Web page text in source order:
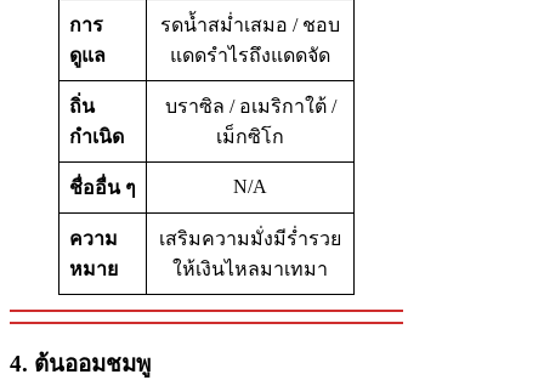
การ
ดูแล
รดน้ำสม่ำเสมอ / ชอบ
แดดรำไรถึงแดดจัด
ถิ่น
กำเนิด
บราซิล / อเมริกาใต้ /
เม็กซิโก
ชื่ออื่น ๆ N/A
ความ
หมาย
เสริมความมั่งมีร่ำรวย
ให้เงินไหลมาเทมา
4. ต้นออมชมพู